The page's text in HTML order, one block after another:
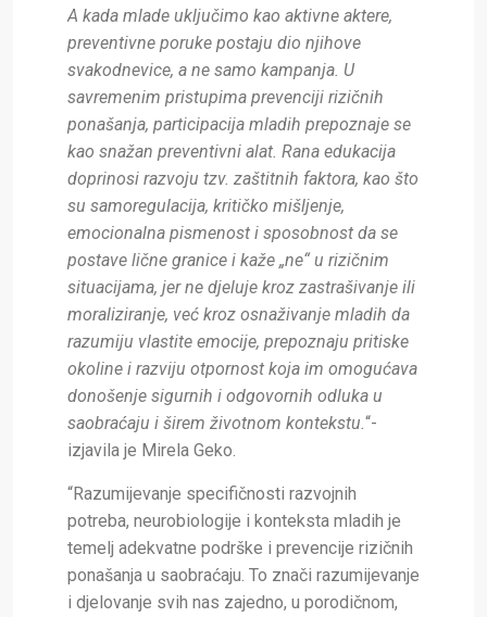
A kada mlade uključimo kao aktivne aktere,
preventivne poruke postaju dio njihove
svakodnevice, a ne samo kampanja. U
savremenim pristupima prevenciji rizičnih
ponašanja, participacija mladih prepoznaje se
kao snažan preventivni alat. Rana edukacija
doprinosi razvoju tzv. zaštitnih faktora, kao što
su samoregulacija, kritičko mišljenje,
emocionalna pismenost i sposobnost da se
postave lične granice i kaže „ne“ u rizičnim
situacijama, jer ne djeluje kroz zastrašivanje ili
moraliziranje, već kroz osnaživanje mladih da
razumiju vlastite emocije, prepoznaju pritiske
okoline i razviju otpornost koja im omogućava
donošenje sigurnih i odgovornih odluka u
saobraćaju i širem životnom kontekstu. “-
izjavila je Mirela Geko.
“Razumijevanje specifičnosti razvojnih
potreba, neurobiologije i konteksta mladih je
temelj adekvatne podrške i prevencije rizičnih
ponašanja u saobraćaju. To znači razumijevanje
i djelovanje svih nas zajedno, u porodičnom,